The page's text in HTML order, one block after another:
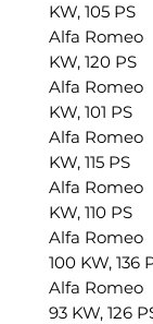
KW, 105 PS
Alfa
KW, 120 PS
Alfa
KW, 101 PS
Alfa
KW, 115 PS
Alfa
KW, 110 PS
Alfa
100 KW, 136
Alfa
93 KW, 126